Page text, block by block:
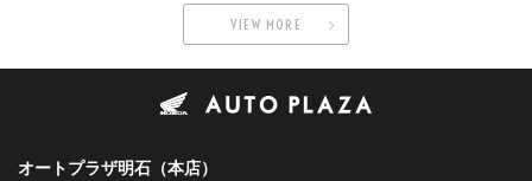
VIEW MORE
オートプラザ明石（本店）